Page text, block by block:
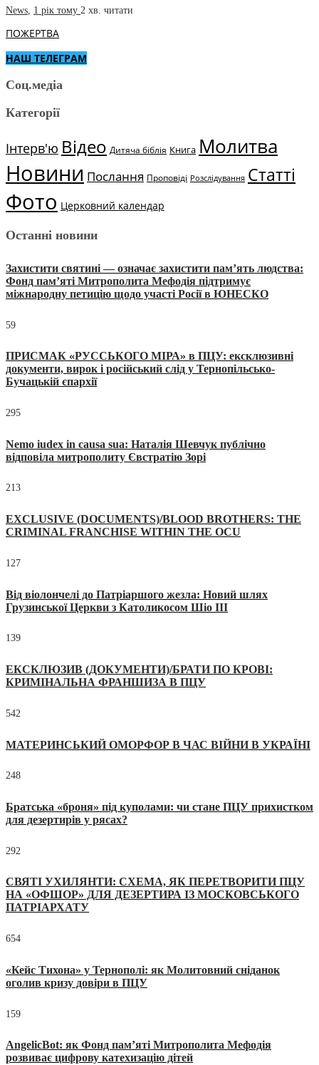
News, 1 рік тому 2 хв. читати
ПОЖЕРТВА
НАШ ТЕЛЕГРАМ
Соц.медіа
Категорії
Інтерв'ю Відео Дитяча біблія Книга Молитва
Новини Послання Проповіді Розслідування Статті
Фото Церковний календар
Останні новини
Захистити святині — означає захистити пам’ять людства:
Фонд пам’яті Митрополита Мефодія підтримує
міжнародну петицію щодо участі Росії в ЮНЕСКО
59
ПРИСМАК «РУССЬКОГО МІРА» в ПЦУ: ексклюзивні
документи, вирок і російський слід у Тернопільсько-
Бучацькій єпархії
295
Nemo iudex in causa sua: Наталія Шевчук публічно
відповіла митрополиту Євстратію Зорі
213
EXCLUSIVE (DOCUMENTS)/BLOOD BROTHERS: THE
CRIMINAL FRANCHISE WITHIN THE OCU
127
Від віолончелі до Патріаршого жезла: Новий шлях
Грузинської Церкви з Католикосом Шіо III
139
ЕКСКЛЮЗИВ (ДОКУМЕНТИ)/БРАТИ ПО КРОВІ:
КРИМІНАЛЬНА ФРАНШИЗА В ПЦУ
542
МАТЕРИНСЬКИЙ ОМОРФОР В ЧАС ВІЙНИ В УКРАЇНІ
248
Братська «броня» під куполами: чи стане ПЦУ прихистком
для дезертирів у рясах?
292
СВЯТІ УХИЛЯНТИ: СХЕМА, ЯК ПЕРЕТВОРИТИ ПЦУ
НА «ОФШОР» ДЛЯ ДЕЗЕРТИРА ІЗ МОСКОВСЬКОГО
ПАТРІАРХАТУ
654
«Кейс Тихона» у Тернополі: як Молитовний сніданок
оголив кризу довіри в ПЦУ
159
AngelicBot: як Фонд пам’яті Митрополита Мефодія
розвиває цифрову катехизацію дітей